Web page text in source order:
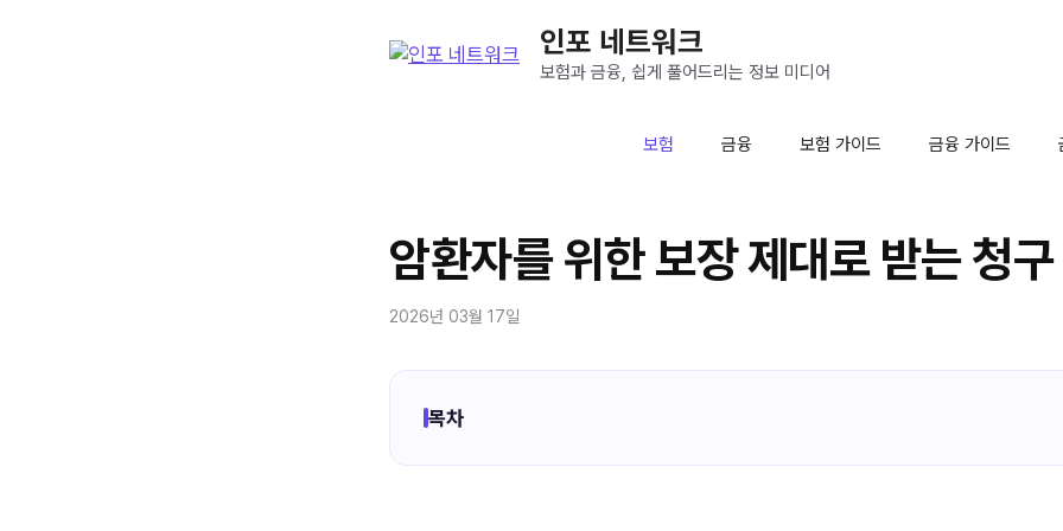
인포 네트워크
보험과 금융, 쉽게 풀어드리는 정보 미디어
보험 금융 보험 가이드 금융 가이드
암환자를 위한 보장 제대로 받는 청구
2026년 03월 17일
목차